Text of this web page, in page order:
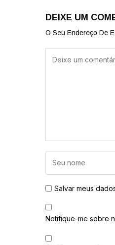
DEIXE UM
O Seu Endereço De
Salvar meus
Notifique-me sobre